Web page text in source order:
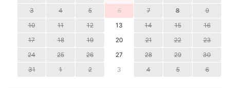
3
4 5 6 7 8
9
10
11 12 13 14 15
16
17
18 19 20 21 22
23
24
25 26 27 28 29
30
31
1 2 3 4 5 6